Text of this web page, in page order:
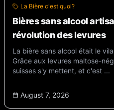
La Bière c'est quoi?
Bières sans alcool
révolution des levures
La bière sans alcool était le
Grâce aux levures maltose-
suisses s'y mettent, et c'est ...
August 7, 2026